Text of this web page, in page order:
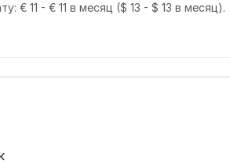
€ 11 - € 11 в месяц ($ 13 - $ 13 в месяц).